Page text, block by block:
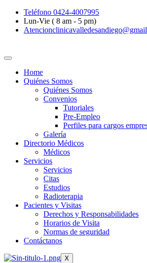
Teléfono 0424-4007995
Lun-Vie ( 8 am - 5 pm)
Home
Quiénes Somos
Quiénes Somos
Convenios
Tutoriales
Pre-Empleo
Perfiles para cargos
Galería
Directorio Médicos
Médicos
Servicios
Servicios
Citas
Estudios
Radioterapia
Pacientes y Visitas
Derechos y Responsabilidades
Horarios de Visita
Normas de seguridad
Contáctanos
X